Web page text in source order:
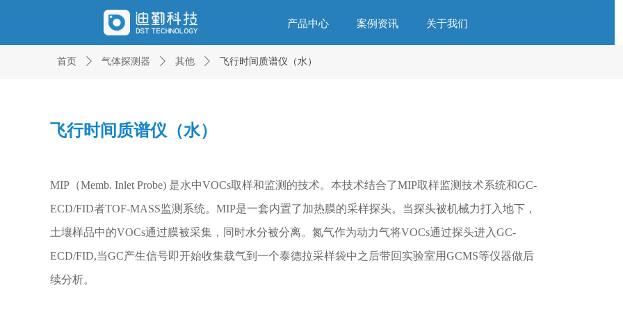
产品中心 案例资讯 关于我们
飞行时间质谱仪（水）
MIP（Memb. Inlet Probe) 是水中VOCs取样和监测的技术。本技术结合了MIP取样监测技术系统和GC-
ECD/FID者TOF-MASS监测系统。MIP是一套内置了加热膜的采样探头。当探头被机械力打入地下，
土壤样品中的VOCs通过膜被采集，同时水分被分离。氮气作为动力气将VOCs通过探头进入GC-
ECD/FID,当GC产生信号即开始收集载气到一个泰德拉采样袋中之后带回实验室用GCMS等仪器做后
续分析。
首页 ꄲ 气体探测器 ꄲ 其他 ꄲ 飞行时间质谱仪（水）